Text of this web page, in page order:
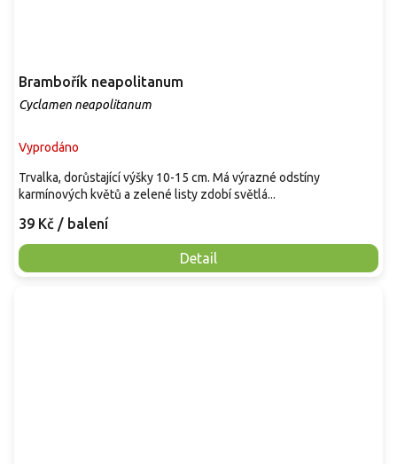
Brambořík neapolitanum
Cyclamen neapolitanum
Vyprodáno
39 Kč / balení
Detail
Trvalka, dorůstající výšky 10-15 cm. Má výrazné odstíny
karmínových květů a zelené listy zdobí světlá...